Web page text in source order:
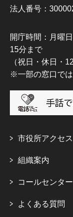
法人番号：
開庁時間：月曜
15分まで
（祝日・休日・
※一部の窓口で
市役所アクセ
組織案内
コールセンタ
よくある質問